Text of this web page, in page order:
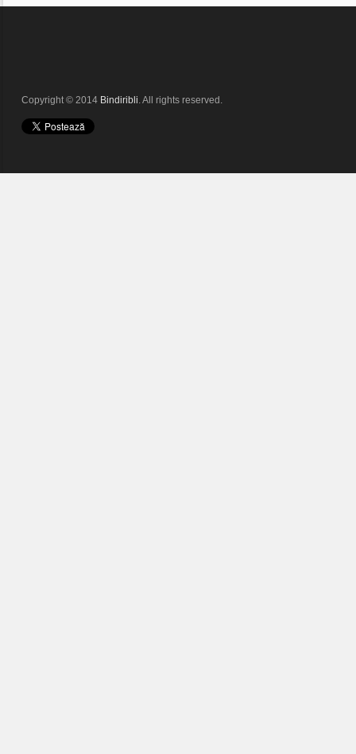
Copyright © 2014 Bindiribli. All rights reserved.